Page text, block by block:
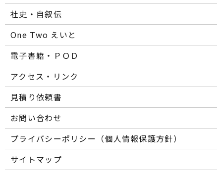
社史・自叙伝
One Two えいと
電子書籍・ＰＯＤ
アクセス・リンク
見積り依頼書
お問い合わせ
プライバシーポリシー（個人情報保護方針）
サイトマップ